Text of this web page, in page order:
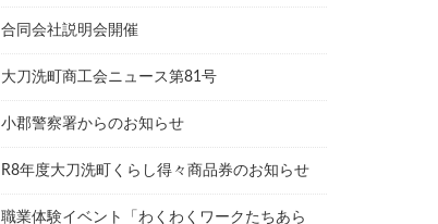
合同会社説明会開催
大刀洗町商工会ニュース第81号
小郡警察署からのお知らせ
R8年度大刀洗町くらし得々商品券のお知らせ
職業体験イベント「わくわくワークたちあら